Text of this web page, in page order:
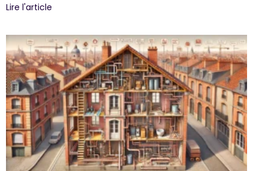
Lire l'article